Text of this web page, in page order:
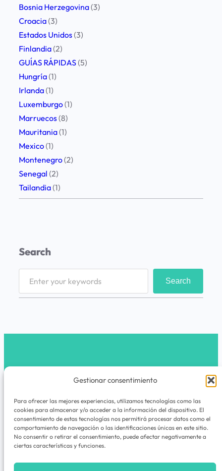
Gestionar consentimiento
Para ofrecer las mejores experiencias, utilizamos tecnologías como las
cookies para almacenar y/o acceder a la información del dispositivo. El
consentimiento de estas tecnologías nos permitirá procesar datos como el
comportamiento de navegación o las identificaciones únicas en este sitio.
No consentir o retirar el consentimiento, puede afectar negativamente a
ciertas características y funciones.
o
a
d
t
r
i
p
a
C
h
i
a
n
g
R
Bosnia Herzegovina(3)
Croacia(3)
Estados Unidos(3)
Finlandia(2)
GUÍAS RÁPIDAS(5)
Hungría(1)
Irlanda(1)
Luxemburgo(1)
Marruecos(8)
Mauritania(1)
Mexico(1)
Montenegro(2)
Senegal (2)
Tailandia(1)
Search
Search
latribunomada.com
Instagram
La Tribu Nómada es un espacio de viajes,
experiencias, rutas, guías y cuadernos de
aventuras para quienes nunca dejan de